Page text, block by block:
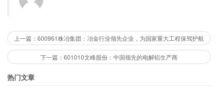
国际市场竞争力，市场前景广阔。其次，公司规模
理团队经验丰富，具有良好的管理能力和市场开拓
能力。
上一篇：600961株冶集团：冶金行业领先企业，为国家重大工程保驾护航
下一篇：601010文峰股份：中国领先的电解铝生产商
热门文章